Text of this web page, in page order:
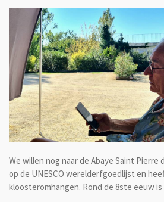
We willen nog naar de Abaye Saint Pierre
op de UNESCO werelderfgoedlijst en
kloosteromhangen. Rond de 8ste eeuw